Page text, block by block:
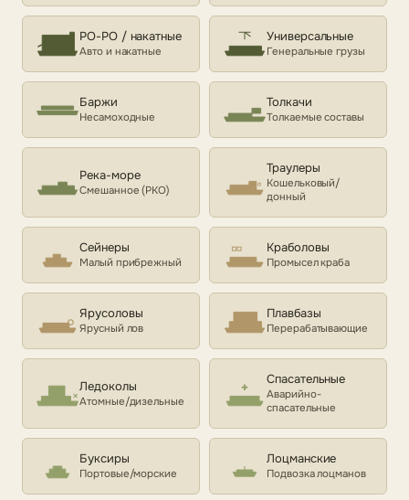
РО-РО / накатные
Авто и накатные
Универсальные
Генеральные грузы
Баржи
Несамоходные
Толкачи
Толкаемые составы
Река-море
Смешанное (РКО)
Траулеры
Кошельковый/
донный
Сейнеры
Малый прибрежный
Краболовы
Промысел краба
Ярусоловы
Ярусный лов
Плавбазы
Перерабатывающие
Ледоколы
Атомные/дизельные
Спасательные
Аварийно-
спасательные
Буксиры
Портовые/морские
Лоцманские
Подвозка лоцманов